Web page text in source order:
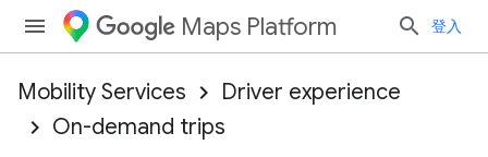
Maps Platform 登入
Mobility Services
Driver experience
On-demand trips